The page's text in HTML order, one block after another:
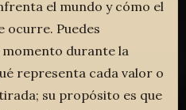
el mundo y cómo el
ocurre. Puedes
durante la
representa cada valor o
su propósito es que